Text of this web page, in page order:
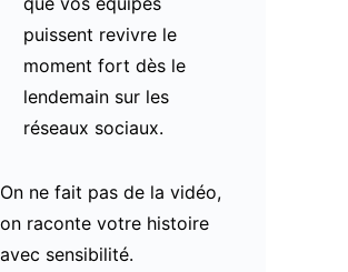
puissent revivre le
moment fort dès le
lendemain sur les
réseaux sociaux.
On ne fait pas de la vidéo,
on raconte votre histoire
avec sensibilité.